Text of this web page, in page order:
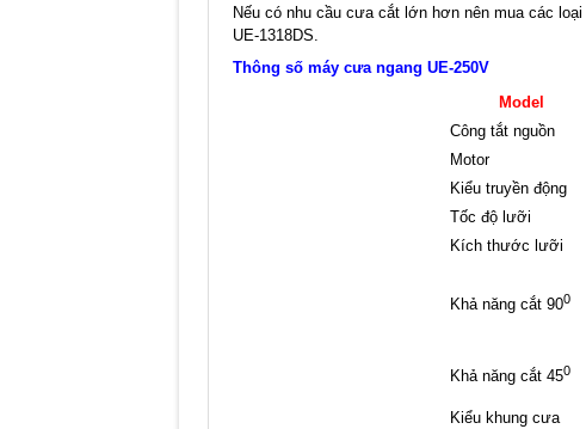
Nếu có nhu cầu cưa cắt lớn hơn nên mua các loại
UE-1318DS.
Thông số máy cưa ngang UE-250V
Model
Công tắt nguồn
Motor
Kiểu truyền động
Tốc độ lưỡi
Kích thước lưỡi
Khả năng cắt 900
Khả năng cắt 450
Kiểu khung cưa